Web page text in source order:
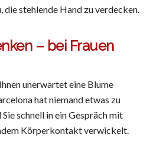
die stehlende Hand zu verdecken.
– bei Frauen
unerwartet eine Blume
hat niemand etwas zu
schnell in ein Gespräch mit
Körperkontakt verwickelt.